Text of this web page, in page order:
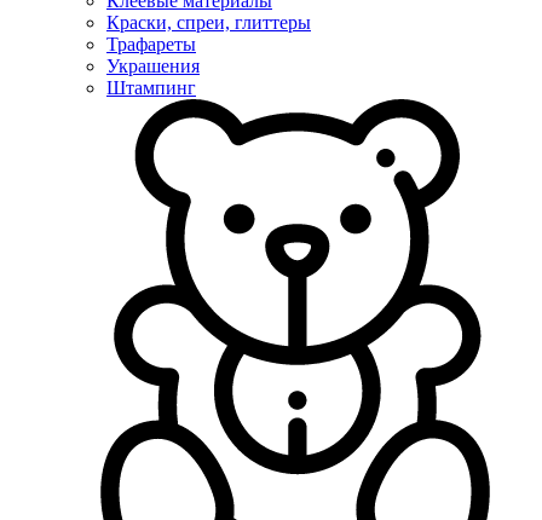
Краски, спреи, глиттеры
Трафареты
Украшения
Штампинг